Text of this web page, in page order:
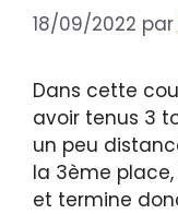
18/09/2022 par
Dans cette
avoir tenus 3
un peu
la 3ème
et termine